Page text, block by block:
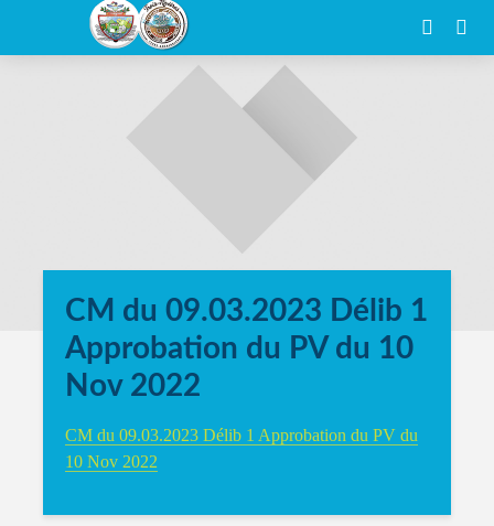
CM du 09.03.2023 Délib 1
Approbation du PV du 10
Nov 2022
CM du 09.03.2023 Délib 1 Approbation du PV du
10 Nov 2022